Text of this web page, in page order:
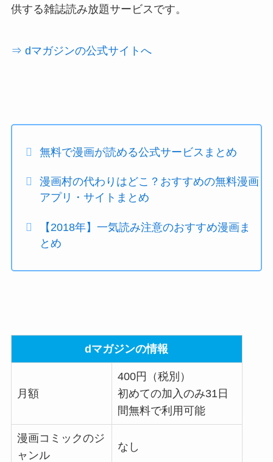
供する雑誌読み放題サービスです。
⇒ dマガジンの公式サイトへ
無料で漫画が読める公式サービスまとめ
漫画村の代わりはどこ？おすすめの無料漫画
アプリ・サイトまとめ
【2018年】一気読み注意のおすすめ漫画ま
とめ
dマガジンの情報
月額
400円（税別）
初めての加入のみ31日
間無料で利用可能
漫画コミックのジ
ャンル
なし